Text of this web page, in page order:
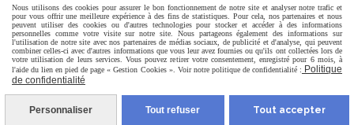
Mentions Légales Conditions générales de vente
Politique de confidentialité Gestion cookies Mon Compte
Nous utilisons des cookies pour assurer le bon fonctionnement de notre site et analyser notre trafic et
pour vous offrir une meilleure expérience à des fins de statistiques. Pour cela, nos partenaires et nous
peuvent utiliser des cookies ou d'autres technologies pour stocker et accéder à des informations
personnelles comme votre visite sur notre site. Nous partageons également des informations sur
l'utilisation de notre site avec nos partenaires de médias sociaux, de publicité et d'analyse, qui peuvent
combiner celles-ci avec d'autres informations que vous leur avez fournies ou qu'ils ont collectées lors de
votre utilisation de leurs services. Vous pouvez retirer votre consentement, enregistré pour 6 mois, à
l'aide du lien en pied de page « Gestion Cookies ». Voir notre politique de confidentialité : Politique
de confidentialité
Personnaliser Tout refuser Tout accepter